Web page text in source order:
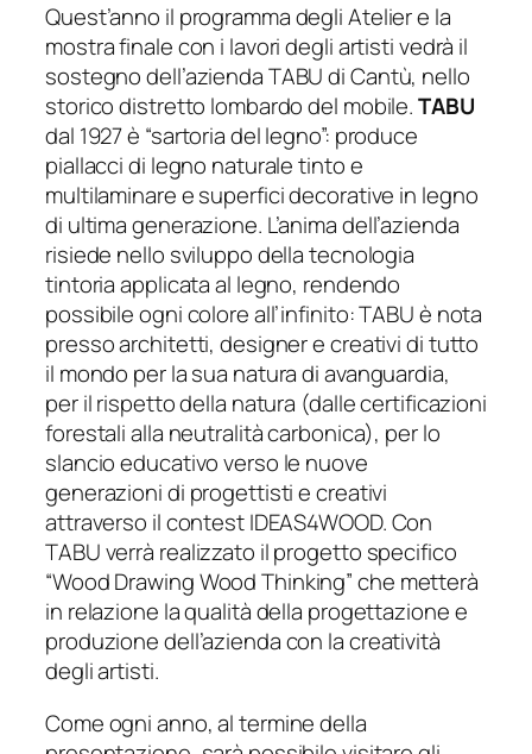
Quest’anno il programma degli Atelier e la
mostra finale con i lavori degli artisti vedrà il
sostegno dell’azienda TABU di Cantù, nello
storico distretto lombardo del mobile.TABU
dal 1927 è “sartoria del legno”: produce
piallacci di legno naturale tinto e
multilaminare e superfici decorative in legno
di ultima generazione. L’anima dell’azienda
risiede nello sviluppo della tecnologia
tintoria applicata al legno, rendendo
possibile ogni colore all’infinito: TABU è nota
presso architetti, designer e creativi di tutto
il mondo per la sua natura di avanguardia,
per il rispetto della natura (dalle certificazioni
forestali alla neutralità carbonica), per lo
slancio educativo verso le nuove
generazioni di progettisti e creativi
attraverso il contest IDEAS4WOOD. Con
TABU verrà realizzato il progetto specifico
“Wood Drawing Wood Thinking” che metterà
in relazione la qualità della progettazione e
produzione dell’azienda con la creatività
degli artisti.
Come ogni anno, al termine della